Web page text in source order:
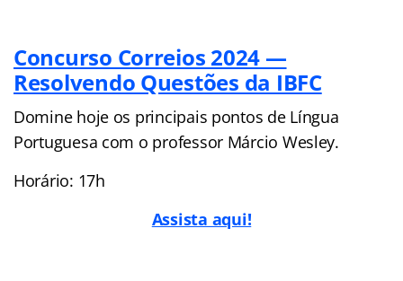
Concurso Correios 2024 —
Resolvendo Questões da IBFC
Domine hoje os principais pontos de Língua
Portuguesa com o professor Márcio Wesley.
Horário: 17h
Assista aqui!